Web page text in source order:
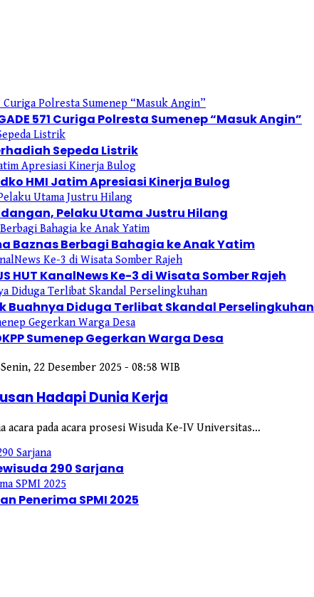
571 Curiga Polresta Sumenep “Masuk Angin”
Sepeda Listrik
HMI Jatim Apresiasi Kinerja Bulog
Pelaku Utama Justru Hilang
Baznas Berbagi Bahagia ke Anak Yatim
KanalNews Ke-3 di Wisata Somber Rajeh
Buahnya Diduga Terlibat Skandal Perselingkuhan
Sumenep Gegerkan Warga Desa
Senin, 22 Desember 2025 - 08:58 WIB
Hadapi Dunia Kerja
acara pada acara prosesi Wisuda Ke-IV Universitas…
290 Sarjana
Penerima SPMI 2025